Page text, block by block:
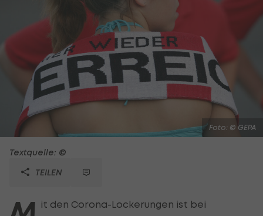
Foto: © GEPA
Textquelle: ©
TEILEN
it den Corona-Lockerungen ist bei